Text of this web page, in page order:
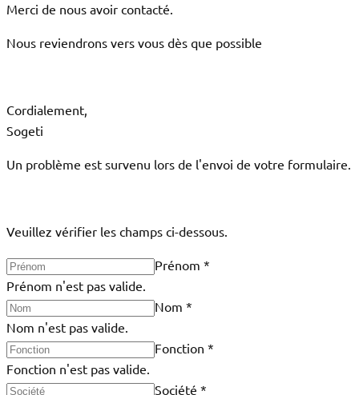
Merci de nous avoir contacté.
Nous reviendrons vers vous dès que possible
Cordialement,
Sogeti
Un problème est survenu lors de l'envoi de votre formulaire.
Veuillez vérifier les champs ci-dessous.
Prénom *
Prénom n'est pas valide.
Nom *
Nom n'est pas valide.
Fonction *
Fonction n'est pas valide.
Société *